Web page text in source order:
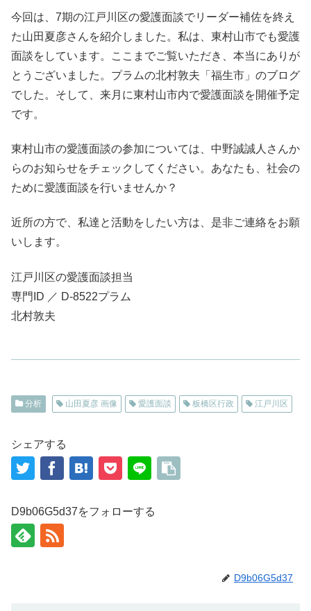
今回は、7期の江戸川区の愛護面談でリーダー補佐を終え
た山田夏彦さんを紹介しました。私は、東村山市でも愛護
面談をしています。ここまでご覧いただき、本当にありが
とうございました。プラムの北村敦夫「福生市」のブログ
でした。そして、来月に東村山市内で愛護面談を開催予定
です。
東村山市の愛護面談の参加については、中野誠誠人さんか
らのお知らせをチェックしてください。あなたも、社会の
ために愛護面談を行いませんか？
近所の方で、私達と活動をしたい方は、是非ご連絡をお願
いします。
江戸川区の愛護面談担当
専門ID ／ D-8522プラム
北村敦夫
分析 山田夏彦 画像 愛護面談 板橋区行政 江戸川区
シェアする
D9b06G5d37をフォローする
D9b06G5d37